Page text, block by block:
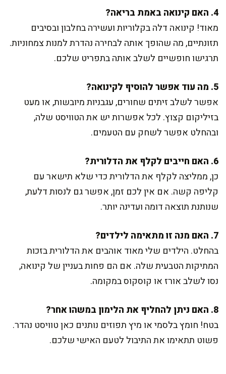
4. האם קינואה באמת בריאה?
מאוד! קינואה דלה בקלוריות ועשירה בחלבון ובסיבים
תזונתיים, מה שהופך אותה לבחירה נהדרת למנות צמחוניות.
תרגישו חופשיים לשלב אותה בתפריט שלכם.
5. מה עוד אפשר להוסיף לקינואה?
אפשר לשלב זיתים שחורים, עגבניות מיובשות, או מעט
בזיליקום קצוץ. לכל אפשרות יש את הטוויסט שלה,
ובהחלט אפשר לשחק עם הטעמים.
6. האם חייבים לקלף את הדלורית?
כן, ממליצה לקלף את הדלורית כדי שלא תישאר עם
קליפה קשה. אם אין לכם זמן, אפשר גם לנסות דלעת,
שנותנת תוצאה דומה ועדינה יותר.
7. האם מנה זו מתאימה לילדים?
בהחלט. הילדים שלי מאוד אוהבים את הדלורית בזכות
המתיקות הטבעית שלה. אם הם פחות בעניין של קינואה,
נסו לשלב אורז או קוסקוס במקומה.
8. האם ניתן להחליף את הלימון במשהו אחר?
בטח! חומץ בלסמי או מיץ תפוזים נותנים כאן טוויסט נהדר.
פשוט תתאימו את התיבול לטעם האישי שלכם.